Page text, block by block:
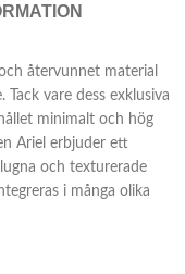
återvunnet material
vare dess exklusiva
minimalt och hög
Ariel erbjuder ett
och texturerade
i många olika